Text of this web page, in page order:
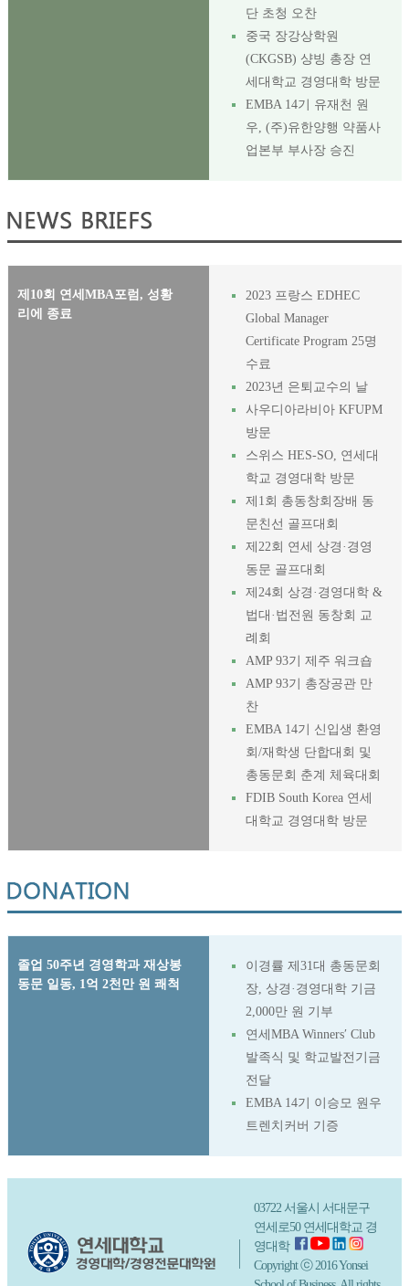
단 초청 오찬
중국 장강상학원
(CKGSB) 샹빙 총장 연
세대학교 경영대학 방문
EMBA 14기 유재천 원
우, (주)유한양행 약품사
업본부 부사장 승진
제10회 연세MBA포럼, 성황
리에 종료
2023 프랑스 EDHEC
Global Manager
Certificate Program 25명
수료
2023년 은퇴교수의 날
사우디아라비아 KFUPM
방문
스위스 HES-SO, 연세대
학교 경영대학 방문
제1회 총동창회장배 동
문친선 골프대회
제22회 연세 상경·경영
동문 골프대회
제24회 상경·경영대학 &
법대·법전원 동창회 교
례회
AMP 93기 제주 워크숍
AMP 93기 총장공관 만
찬
EMBA 14기 신입생 환영
회/재학생 단합대회 및
총동문회 춘계 체육대회
FDIB South Korea 연세
대학교 경영대학 방문
졸업 50주년 경영학과 재상봉
동문 일동, 1억 2천만 원 쾌척
이경률 제31대 총동문회
장, 상경·경영대학 기금
2,000만 원 기부
연세MBA Winners′ Club
발족식 및 학교발전기금
전달
EMBA 14기 이승모 원우
트렌치커버 기증
03722 서울시 서대문구
연세로50 연세대학교 경
영대학
Copyright ⓒ 2016 Yonsei